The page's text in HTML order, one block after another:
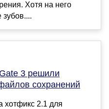
Хотя на него
зубов....
3 решили
сохранений
хотфикс 2.1 для